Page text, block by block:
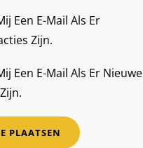
Een E-Mail Als Er
Zijn.
Een E-Mail Als Er Nieuwe